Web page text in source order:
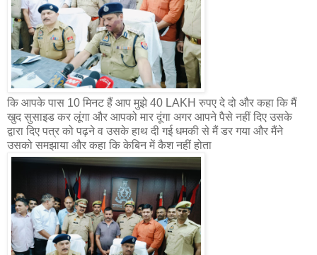
कि आपके पास 10 मिनट हैं आप मुझे 40 LAKH रुपए दे दो और कहा कि मैं
खुद सुसाइड कर लूंगा और आपको मार दूंगा अगर आपने पैसे नहीं दिए उसके
द्वारा दिए पत्र को पढ़ने व उसके हाथ दी गई धमकी से मैं डर गया और मैंने
उसको समझाया और कहा कि केबिन में कैश नहीं होता